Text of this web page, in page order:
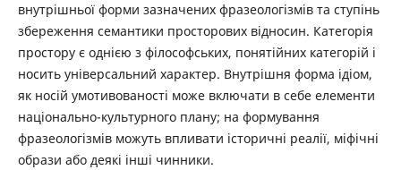
внутрішньої форми зазначених фразеологізмів та ступінь
збереження семантики просторових відносин. Категорія
простору є однією з філософських, понятійних категорій і
носить універсальний характер. Внутрішня форма ідіом,
як носій умотивованості може включати в себе елементи
національно-культурного плану; на формування
фразеологізмів можуть впливати історичні реалії, міфічні
образи або деякі інші чинники.